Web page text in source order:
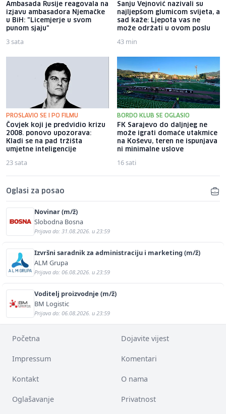
Ambasada Rusije reagovala na
izjavu ambasadora Njemačke
u BiH: "Licemjerje u svom
punom sjaju"
3 sata
Sanju Vejnović nazivali su
najljepšom glumicom svijeta, a
sad kaže: Ljepota vas ne
može održati u ovom poslu
43 min
PROSLAVIO SE I PO FILMU
Čovjek koji je predvidio krizu
2008. ponovo upozorava:
Kladi se na pad tržišta
umjetne inteligencije
23 sata
BORDO KLUB SE OGLASIO
FK Sarajevo do daljnjeg ne
može igrati domaće utakmice
na Koševu, teren ne ispunjava
ni minimalne uslove
16 sati
Oglasi za posao
Novinar (m/ž)
Slobodna Bosna
Prijava do: 31.08.2026. u 23:59
Izvršni saradnik za administraciju i marketing (m/ž)
ALM Grupa
Prijava do: 06.08.2026. u 23:59
Voditelj proizvodnje (m/ž)
BM Logistic
Prijava do: 06.08.2026. u 23:59
Početna Dojavite vijest
Impressum Komentari
Kontakt O nama
Oglašavanje Privatnost